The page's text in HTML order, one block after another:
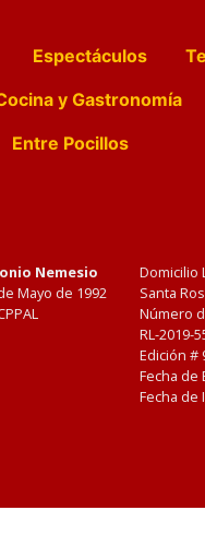
Espectáculos
y Gastronomía
Entre Pocillos
Nemesio
Mayo de 1992
Domicilio
Santa
Número
RL-2019-
Edición #
Fecha de
Fecha de